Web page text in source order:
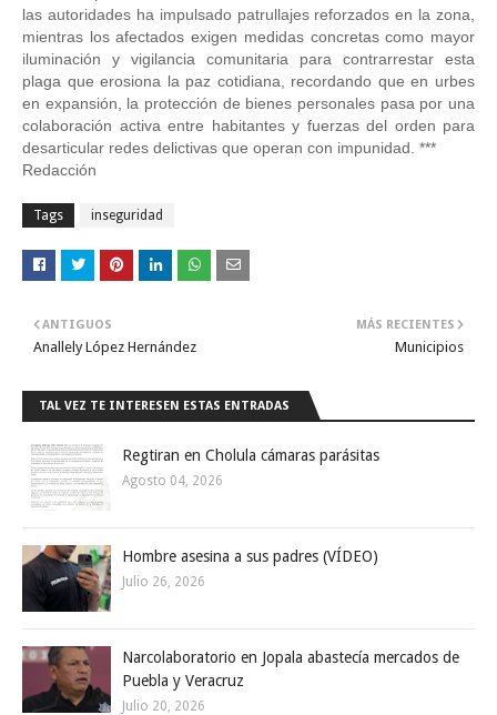
las autoridades ha impulsado patrullajes reforzados en la zona,
mientras los afectados exigen medidas concretas como mayor
iluminación y vigilancia comunitaria para contrarrestar esta
plaga que erosiona la paz cotidiana, recordando que en urbes
en expansión, la protección de bienes personales pasa por una
colaboración activa entre habitantes y fuerzas del orden para
desarticular redes delictivas que operan con impunidad. ***
Redacción
Tags inseguridad
MÁS RECIENTES
Municipios
ANTIGUOS
Anallely López Hernández
TAL VEZ TE INTERESEN ESTAS ENTRADAS
Regtiran en Cholula cámaras parásitas
Agosto 04, 2026
Hombre asesina a sus padres (VÍDEO)
Julio 26, 2026
Narcolaboratorio en Jopala abastecía mercados de
Puebla y Veracruz
Julio 20, 2026